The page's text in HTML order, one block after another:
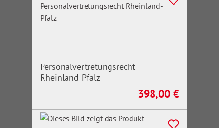
Personalvertretungsrecht
Rheinland-Pfalz
Regulärer Preis:
398,00 €